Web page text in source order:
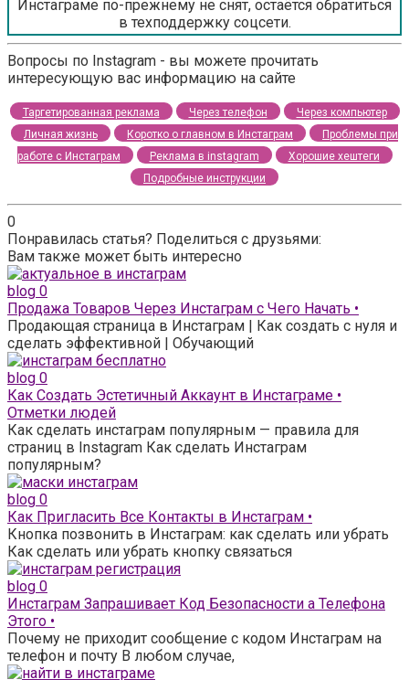
Инстаграме по-прежнему не снят, остаётся обратиться
в техподдержку соцсети.
Вопросы по Instagram - вы можете прочитать
интересующую вас информацию на сайте
Таргетированная реклама Через телефон
Через компьютер
Личная жизнь
Коротко о главном в Инстаграм
Проблемы при
работе с Инстаграм
Реклама в instagram
Хорошие хештеги
Подробные инструкции
0
Понравилась статья? Поделиться с друзьями:
Вам также может быть интересно
blog 0
Продажа Товаров Через Инстаграм с Чего Начать •
Продающая страница в Инстаграм | Как создать с нуля и
сделать эффективной | Обучающий
blog 0
Как Создать Эстетичный Аккаунт в Инстаграме •
Отметки людей
Как сделать инстаграм популярным — правила для
страниц в Instagram Как сделать Инстаграм
популярным?
blog 0
Как Пригласить Все Контакты в Инстаграм •
Кнопка позвонить в Инстаграм: как сделать или убрать
Как сделать или убрать кнопку связаться
blog 0
Инстаграм Запрашивает Код Безопасности а Телефона
Этого •
Почему не приходит сообщение с кодом Инстаграм на
телефон и почту В любом случае,